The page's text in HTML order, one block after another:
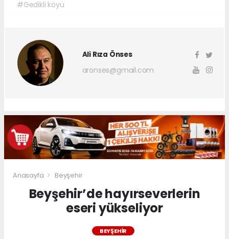
#Gedikli köyü
Ali Rıza Önses
aronses@gmail.com
Anasayfa Beyşehir
Beyşehir’de hayırseverlerin
eseri yükseliyor
BEYŞEHIR